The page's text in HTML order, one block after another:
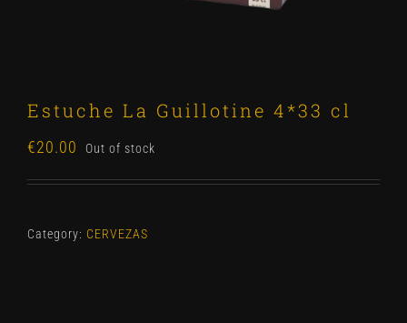
Estuche La Guillotine 4*33 cl
€20.00 Out of stock
Category: CERVEZAS